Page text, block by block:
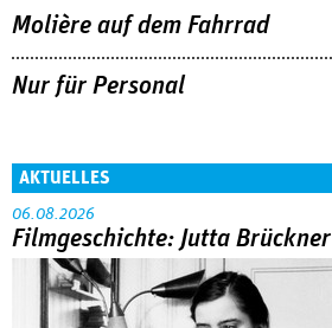
Molière auf dem Fahrrad
Nur für Personal
AKTUELLES
06.08.2026
Filmgeschichte: Jutta Brückner